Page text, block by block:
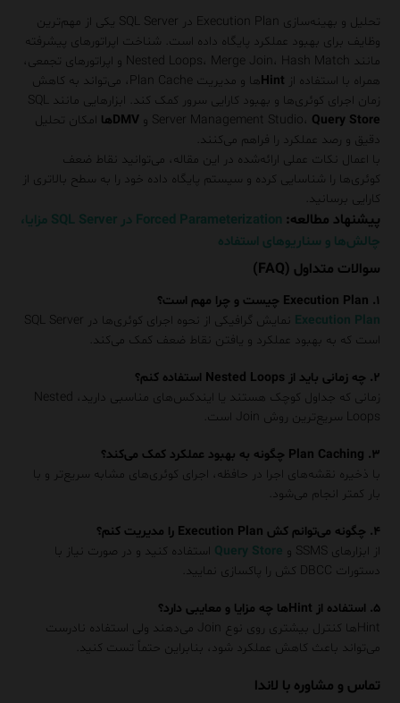
تحلیل و بهینه‌سازی Execution Plan
در SQL Server یکی از مهم‌ترین
وظایف برای بهبود عملکرد پایگاه داده است. شناخت اپراتورهای پیشرفته
مانند Nested Loops، Merge Join، Hash Match و اپراتورهای تجمعی،
همراه با استفاده از Hint‌
ها و مدیریت Plan Cache، می‌تواند به کاهش
زمان اجرای کوئری‌ها و بهبود کارایی سرور کمک کند. ابزارهایی مانند SQL
Server Management Studio، Query Store وDMV‌ها
امکان تحلیل
دقیق و رصد عملکرد را فراهم می‌کنند.
با اعمال نکات عملی ارائه‌شده در این مقاله، می‌توانید نقاط ضعف
کوئری‌ها را شناسایی کرده و سیستم پایگاه داده خود را به سطح بالاتری از
کارایی برسانید.
پیشنهاد مطالعه:
Forced Parameterization در SQL Server مزایا،
چالش‌ها و سناریوهای استفاده
سوالات متداول (FAQ)
۱. Execution Plan چیست و چرا مهم است؟
Execution Plan
نمایش گرافیکی از نحوه اجرای کوئری‌ها در SQL Server
است که به بهبود عملکرد و یافتن نقاط ضعف کمک می‌کند.
۲. چه زمانی باید از Nested Loops استفاده کنم؟
زمانی که جداول کوچک هستند یا ایندکس‌های مناسبی دارید، Nested
Loops سریع‌ترین روش Join است.
۳. Plan Caching چگونه به بهبود عملکرد کمک می‌کند؟
با ذخیره نقشه‌های اجرا در حافظه، اجرای کوئری‌های مشابه سریع‌تر و با
بار کمتر انجام می‌شود.
۴. چگونه می‌توانم کش Execution Plan را مدیریت کنم؟
از ابزارهای SSMS و
Query Store استفاده کنید و در صورت نیاز با
دستورات DBCC کش را پاکسازی نمایید.
۵. استفاده از Hint‌ها چه مزایا و معایبی دارد؟
Hint‌ها کنترل بیشتری روی نوع Join می‌دهند ولی استفاده نادرست
می‌تواند باعث کاهش عملکرد شود، بنابراین حتماً تست کنید.
تماس و مشاوره با لاندا